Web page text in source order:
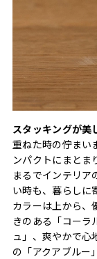
スタッキングが美
重ねた時の佇まい
ンパクトにまとま
まるでインテリア
い時も、暮らしに
カラーは上から、
きのある「コーラ
ュ」、爽やかで心
の「アクアブルー